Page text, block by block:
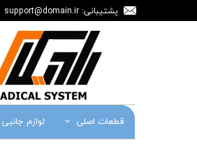
پشتیبانی:support@domain.ir
قطعات اصلی لوازم جانبی